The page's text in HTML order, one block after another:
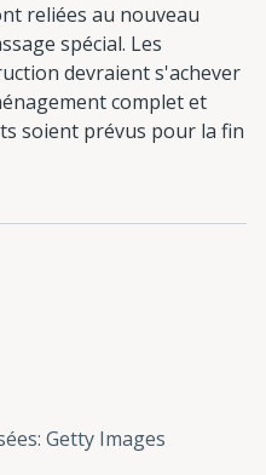
reliées au nouveau
spécial. Les
devraient s'achever
complet et
soient prévus pour la fin
: Getty Images